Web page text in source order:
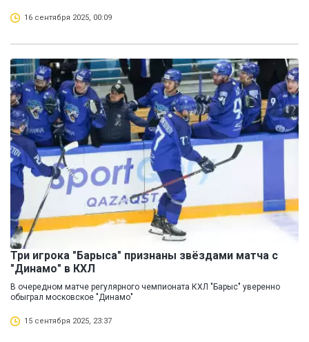
16 сентября 2025, 00:09
Три игрока "Барыса" признаны звёздами матча с
"Динамо" в КХЛ
В очередном матче регулярного чемпионата КХЛ "Барыс" уверенно
обыграл московское "Динамо"
15 сентября 2025, 23:37